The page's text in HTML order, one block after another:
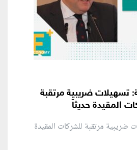
تسهيلات ضريبية مرتقبة
المقيدة حديثاً
ضريبية مرتقبة للشركات المقيدة